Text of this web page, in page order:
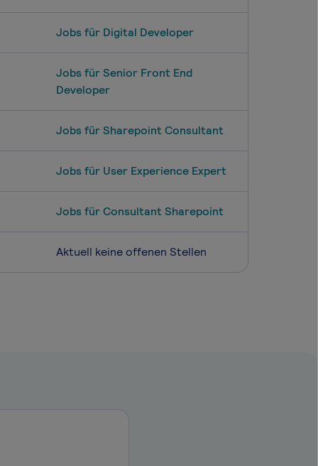
Jobs für Digital Developer
Jobs für Senior Front End
Developer
Jobs für Sharepoint Consultant
Jobs für User Experience Expert
Jobs für Consultant Sharepoint
Aktuell keine offenen Stellen